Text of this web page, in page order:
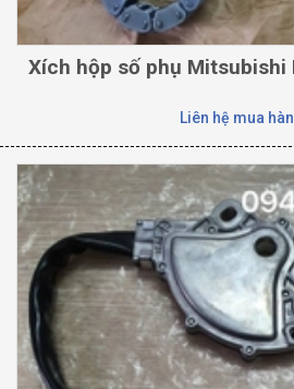
Xích hộp số phụ Mitsubishi
Liên hệ mua